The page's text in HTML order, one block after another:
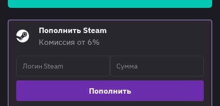
Пополнить Steam
Комиссия от 6%
Пополнить